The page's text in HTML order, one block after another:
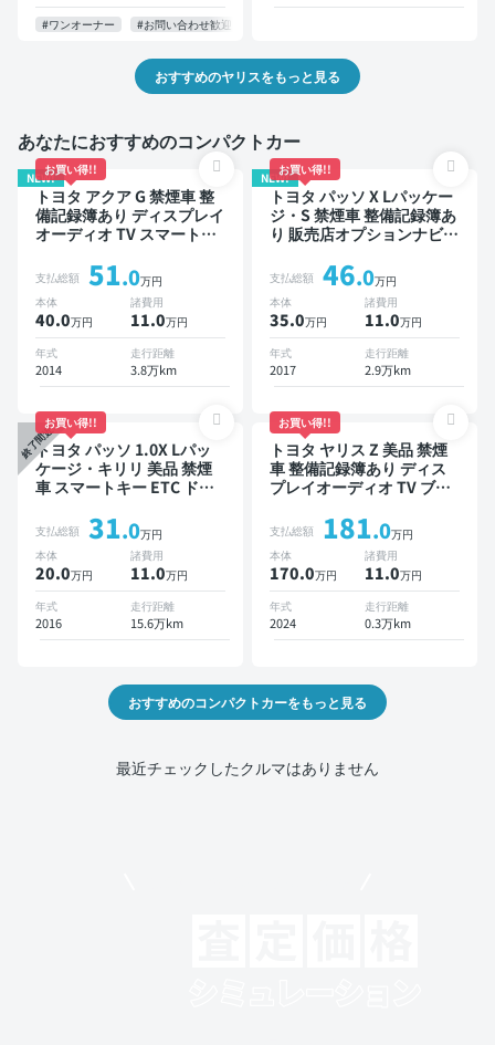
#ワンオーナー #お問い合わせ歓迎
おすすめのヤリスをもっと見る
あなたにおすすめのコンパクトカー
NEW!
お買い得!!
トヨタ アクア G 禁煙車 整
備記録簿あり ディスプレイ
オーディオ TV スマートキ
支払総額 51.0万円
本体
40.0万円
諸費用
11.0万円
年式
2014
走行距離
3.8万km
NEW!
お買い得!!
トヨタ パッソ X Lパッケー
ジ・S 禁煙車 整備記録簿あ
り 販売店オプションナビ
クモニター ドライブレコー
ダー 衝突軽減
支払総額 46.0万円
本体
35.0万円
諸費用
11.0万円
年式
2017
走行距離
2.9万km
終了間近
お買い得!!
トヨタ パッソ 1.0X Lパッ
ケージ・キリリ 美品 禁煙
車 スマートキー ETC ドラ
支払総額 31.0万円
本体
20.0万円
諸費用
11.0万円
年式
2016
走行距離
15.6万km
お買い得!!
トヨタ ヤリス Z 美品 禁煙
車 整備記録簿あり ディス
プレイオーディオ TV ブラ
ートクルーズ スマートキー
ETC バックモニター 全方
位カメラ ドライブレコーダ
ー 衝突軽減
支払総額 181.0万円
本体
170.0万円
諸費用
11.0万円
年式
2024
走行距離
0.3万km
おすすめのコンパクトカーをもっと見る
最近チェックしたクルマはありません